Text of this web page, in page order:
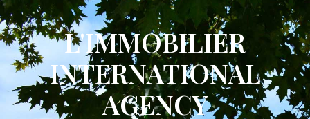
L'IMMOBILIER
INTERNATIONAL
AGENCY